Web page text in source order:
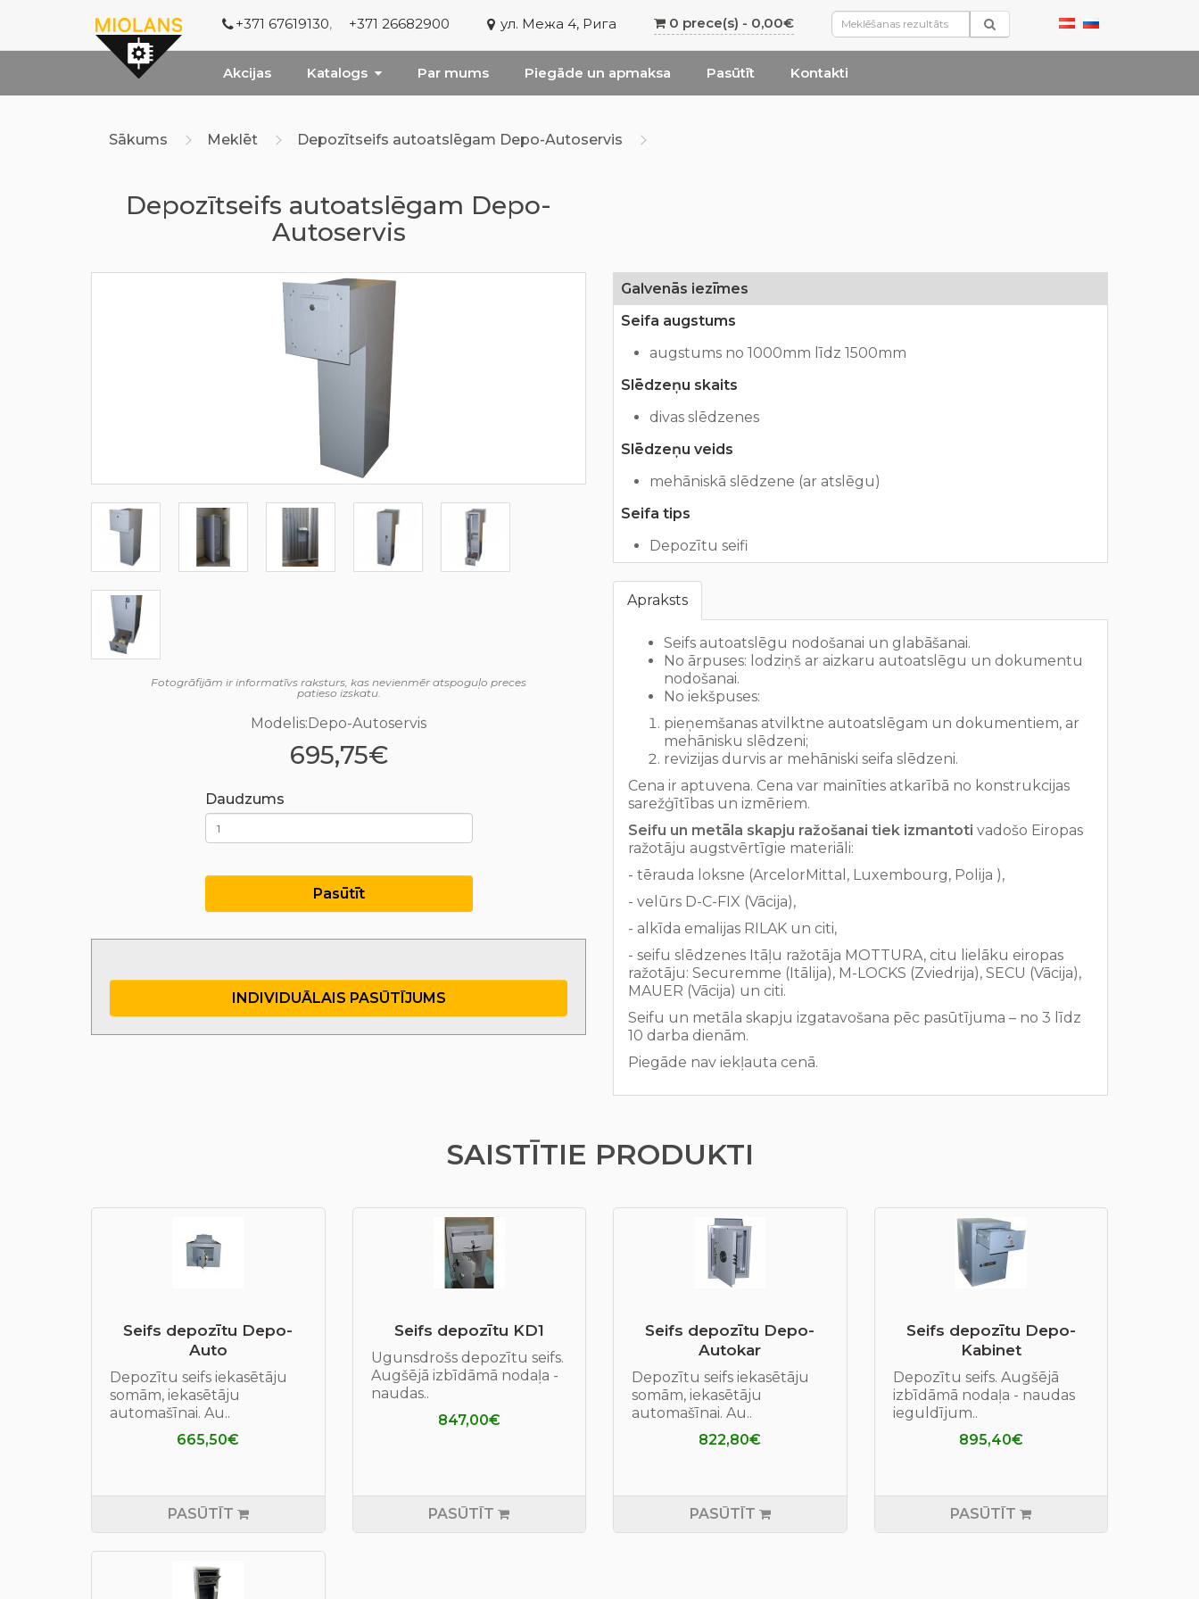
+371 67619130, +371 26682900 ул. Межа 4, Рига 0 prece(s) - 0,00€
Akcijas Katalogs Par mums Piegāde un apmaksa Pasūtīt Kontakti
Sākums Meklēt Depozītseifs autoatslēgam Depo-Autoservis
Depozītseifs autoatslēgam Depo-
Autoservis
Fotogrāfijām ir informatīvs raksturs, kas nevienmēr atspoguļo preces
patieso izskatu.
Modelis:Depo-Autoservis
695,75€
Daudzums
Pasūtīt
INDIVIDUĀLAIS PASŪTĪJUMS
Galvenās iezīmes
Seifa augstums
augstums no 1000mm līdz 1500mm
Slēdzeņu skaits
divas slēdzenes
Slēdzeņu veids
mehāniskā slēdzene (ar atslēgu)
Seifa tips
Depozītu seifi
Apraksts
Seifs autoatslēgu nodošanai un glabāšanai.
No ārpuses: lodziņš ar aizkaru autoatslēgu un dokumentu
nodošanai.
No iekšpuses:
pieņemšanas atvilktne autoatslēgam un dokumentiem, ar
mehānisku slēdzeni;
revizijas durvis ar mehāniski seifa slēdzeni.
Cena ir aptuvena. Cena var mainīties atkarībā no konstrukcijas
sarežģītības un izmēriem.
Seifu un metāla skapju ražošanai tiek izmantoti vadošo Eiropas
ražotāju augstvērtīgie materiāli:
- tērauda loksne (ArcelorMittal, Luxembourg, Polija ),
- velūrs D-C-FIX (Vācija),
- alkīda emalijas RILAK un citi,
- seifu slēdzenes Itāļu ražotāja MOTTURA, citu lielāku eiropas
ražotāju: Securemme (Itālija), M-LOCKS (Zviedrija), SECU (Vācija),
MAUER (Vācija) un citi.
Seifu un metāla skapju izgatavošana pēc pasūtījuma – no 3 līdz
10 darba dienām.
Piegāde nav iekļauta cenā.
SAISTĪTIE PRODUKTI
Seifs depozītu Depo-
Auto
Depozītu seifs iekasētāju
somām, iekasētāju
automašīnai. Au..
665,50€
PASŪTĪT
Seifs depozītu KD1
Ugunsdrošs depozītu seifs.
Augšējā izbīdāmā nodaļa -
naudas..
847,00€
PASŪTĪT
Seifs depozītu Depo-
Autokar
Depozītu seifs iekasētāju
somām, iekasētāju
automašīnai. Au..
822,80€
PASŪTĪT
Seifs depozītu Depo-
Kabinet
Depozītu seifs. Augšējā
izbīdāmā nodaļa - naudas
ieguldījum..
895,40€
PASŪTĪT